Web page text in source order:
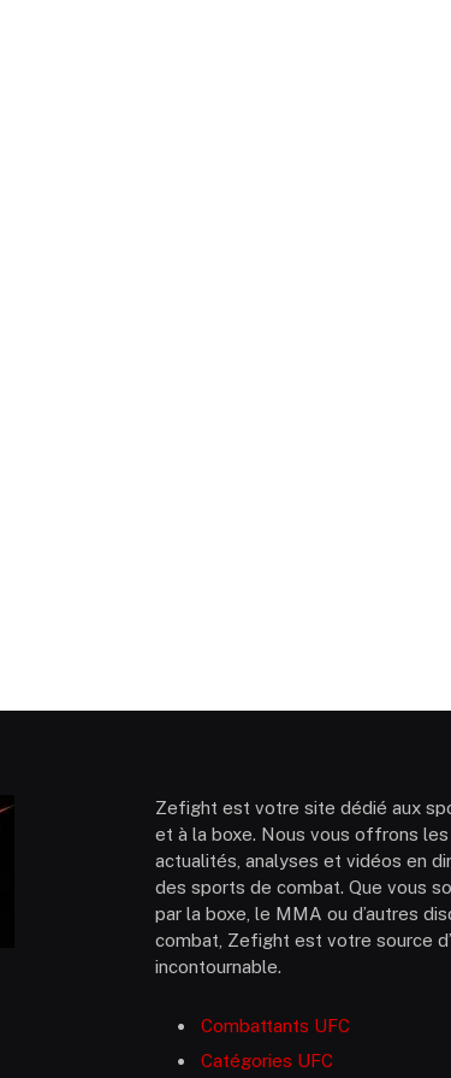
Zefight est votre site dédié aux
et à la boxe. Nous vous offrons
actualités, analyses et vidéos en
des sports de combat. Que vous
par la boxe, le MMA ou d’autres
combat, Zefight est votre source
incontournable.
Combattants UFC
Catégories UFC